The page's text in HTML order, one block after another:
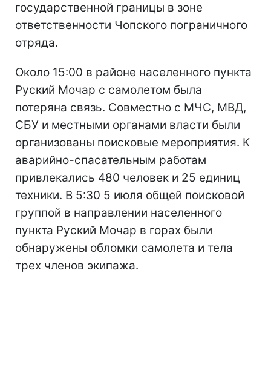
государственной границы в зоне
ответственности Чопского пограничного
отряда.
Около 15:00 в районе населенного пункта
Руский Мочар с самолетом была
потеряна связь. Совместно с МЧС, МВД,
СБУ и местными органами власти были
организованы поисковые мероприятия. К
аварийно-спасательным работам
привлекались 480 человек и 25 единиц
техники. В 5:30 5 июля общей поисковой
группой в направлении населенного
пункта Руский Мочар в горах были
обнаружены обломки самолета и тела
трех членов экипажа.